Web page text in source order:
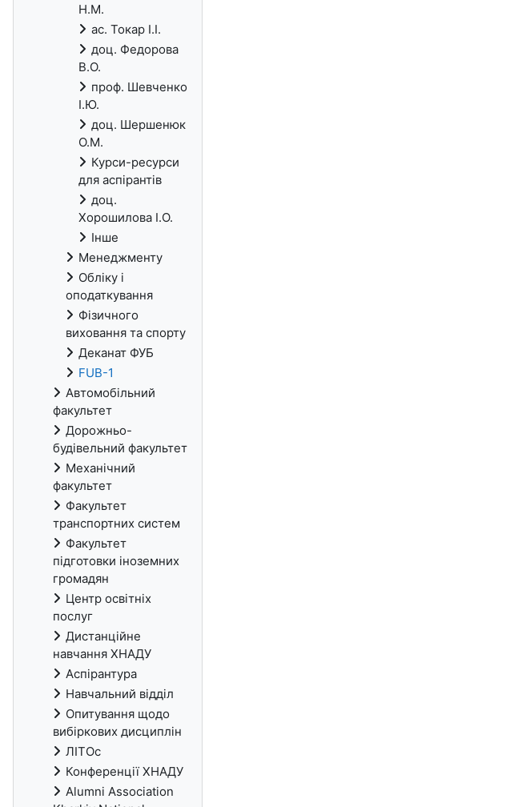
Н.М.
ас. Токар І.І.
доц. Федорова
В.О.
проф. Шевченко
І.Ю.
доц. Шершенюк
О.М.
Курси-ресурси
для аспірантів
доц.
Хорошилова І.О.
Інше
Менеджменту
Обліку і
оподаткування
Фізичного
виховання та спорту
Деканат ФУБ
FUB-1
Автомобільний
факультет
Дорожньо-
будівельний факультет
Механічний
факультет
Факультет
транспортних систем
Факультет
підготовки іноземних
громадян
Центр освітніх
послуг
Дистанційне
навчання ХНАДУ
Аспірантура
Навчальний відділ
Опитування щодо
вибіркових дисциплін
ЛІТОс
Конференції ХНАДУ
Alumni Association